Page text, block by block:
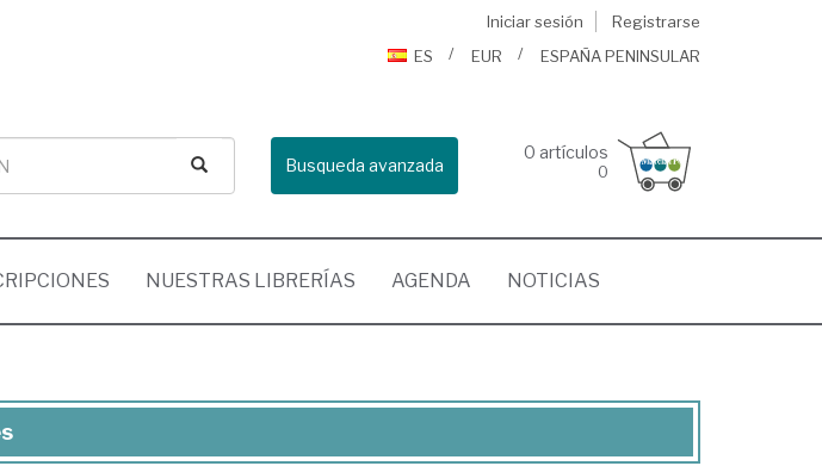
Iniciar sesión
Registrarse
ES
EUR ESPAÑA PENINSULAR
Busqueda avanzada
0 artículos
0
NUESTRAS LIBRERÍAS AGENDA NOTICIAS